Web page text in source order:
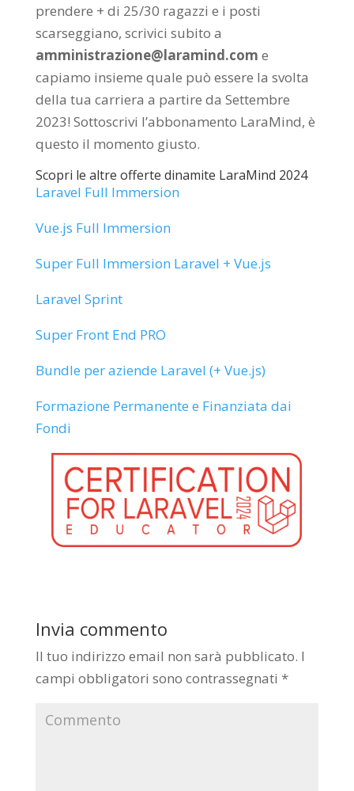
prendere + di 25/30 ragazzi e i posti
scarseggiano, scrivici subito a
amministrazione@laramind.com e
capiamo insieme quale può essere la svolta
della tua carriera a partire da Settembre
2023! Sottoscrivi l’abbonamento LaraMind, è
questo il momento giusto.
Scopri le altre offerte dinamite LaraMind 2024
Laravel Full Immersion
Vue.js Full Immersion
Super Full Immersion Laravel + Vue.js
Laravel Sprint
Super Front End PRO
Bundle per aziende Laravel (+ Vue.js)
Formazione Permanente e Finanziata dai
Fondi
Invia commento
Il tuo indirizzo email non sarà pubblicato. I
campi obbligatori sono contrassegnati *